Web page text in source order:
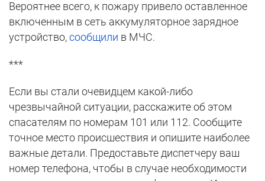
Вероятнее всего, к пожару привело оставленное
включенным в сеть аккумуляторное зарядное
устройство,сообщили в МЧС.
***
Если вы стали очевидцем какой-либо
чрезвычайной ситуации, расскажите об этом
спасателям по номерам 101 или 112. Сообщите
точное место происшествия и опишите наиболее
важные детали. Предоставьте диспетчеру ваш
номер телефона, чтобы в случае необходимости